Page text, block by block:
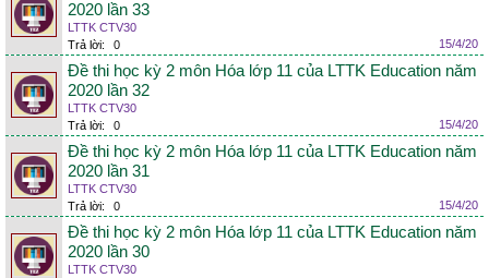
2020 lần 33
LTTK CTV30
Trả lời:
0 15/4/20
Đề thi học kỳ 2 môn Hóa lớp 11 của LTTK Education năm
2020 lần 32
LTTK CTV30
Trả lời:
0 15/4/20
Đề thi học kỳ 2 môn Hóa lớp 11 của LTTK Education năm
2020 lần 31
LTTK CTV30
Trả lời:
0 15/4/20
Đề thi học kỳ 2 môn Hóa lớp 11 của LTTK Education năm
2020 lần 30
LTTK CTV30